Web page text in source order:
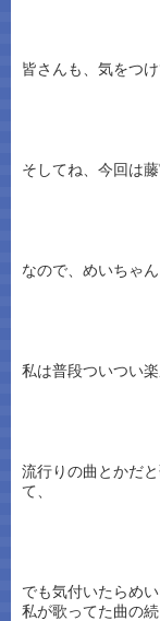
皆さんも、気をつ
そしてね、今回は
なので、めいちゃ
私は普段ついつい
流行りの曲とかだ
て、
でも気付いたらめ
私が歌ってた曲の